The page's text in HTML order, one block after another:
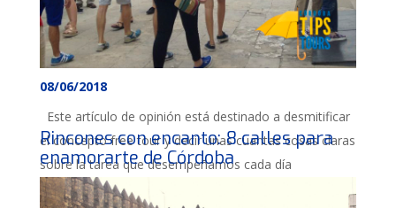
08/06/2018
Este artículo de opinión está destinado a desmitificar
el concepto free tour y decir unas cuantas cosas claras
sobre la tarea que desempeñamos cada día
Rincones con encanto: 8 calles para
enamorarte de Córdoba